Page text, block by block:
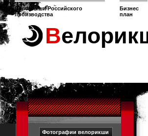
Велорикши Российского
производства
Бизнес
план
Фотографии велорикши